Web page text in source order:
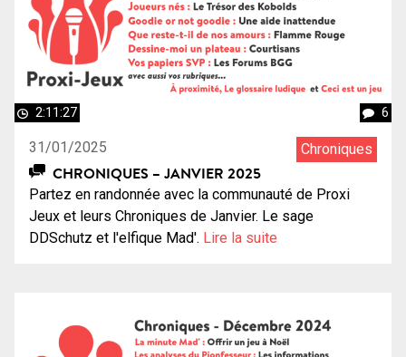
2:11:27 6
31/01/2025 Chroniques
CHRONIQUES – JANVIER 2025
Partez en randonnée avec la communauté de Proxi
Jeux et leurs Chroniques de Janvier. Le sage
DDSchutz et l'elfique Mad'. Lire la suite